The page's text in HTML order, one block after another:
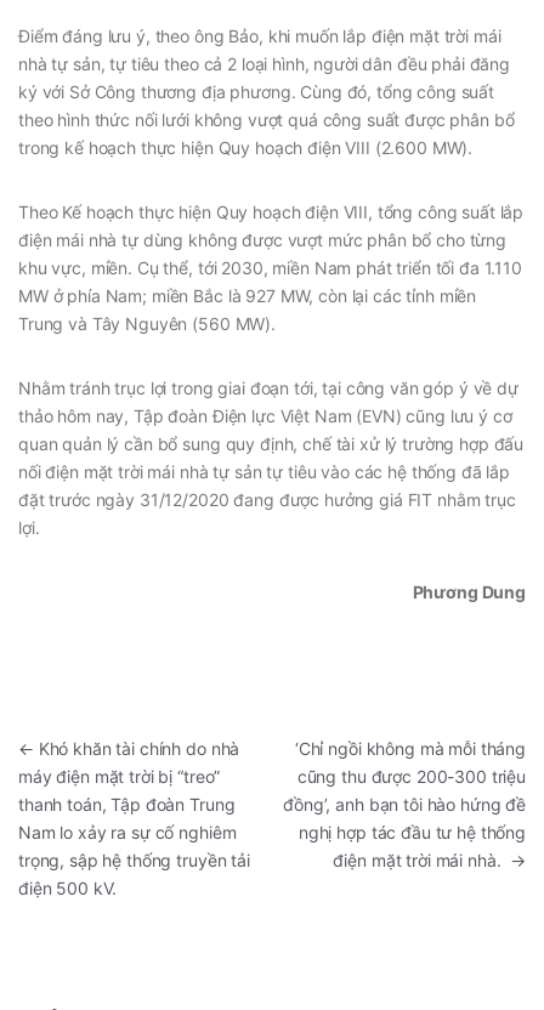
Điểm đáng lưu ý, theo ông Bảo, khi muốn lắp điện mặt trời mái
nhà tự sản, tự tiêu theo cả 2 loại hình, người dân đều phải đăng
ký với Sở Công thương địa phương. Cùng đó, tổng công suất
theo hình thức nối lưới không vượt quá công suất được phân bổ
trong kế hoạch thực hiện Quy hoạch điện VIII (2.600 MW).
Theo Kế hoạch thực hiện Quy hoạch điện VIII, tổng công suất lắp
điện mái nhà tự dùng không được vượt mức phân bổ cho từng
khu vực, miền. Cụ thể, tới 2030, miền Nam phát triển tối đa 1.110
MW ở phía Nam; miền Bắc là 927 MW, còn lại các tỉnh miền
Trung và Tây Nguyên (560 MW).
Nhằm tránh trục lợi trong giai đoạn tới, tại công văn góp ý về dự
thảo hôm nay, Tập đoàn Điện lực Việt Nam (EVN) cũng lưu ý cơ
quan quản lý cần bổ sung quy định, chế tài xử lý trường hợp đấu
nối điện mặt trời mái nhà tự sản tự tiêu vào các hệ thống đã lắp
đặt trước ngày 31/12/2020 đang được hưởng giá FIT nhằm trục
lợi.
Phương Dung
← Khó khăn tài chính do nhà
máy điện mặt trời bị “treo”
thanh toán, Tập đoàn Trung
Nam lo xảy ra sự cố nghiêm
trọng, sập hệ thống truyền tải
điện 500 kV.
‘Chỉ ngồi không mà mỗi tháng
cũng thu được 200-300 triệu
đồng’, anh bạn tôi hào hứng đề
nghị hợp tác đầu tư hệ thống
điện mặt trời mái nhà. →